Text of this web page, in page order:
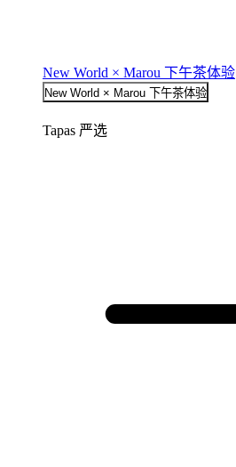
New World × Marou 下午茶体验
New World × Marou 下午茶体验
Tapas 严选